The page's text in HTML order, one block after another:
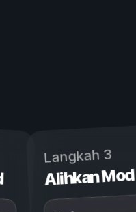
Langkah 3
Alihkan Mod